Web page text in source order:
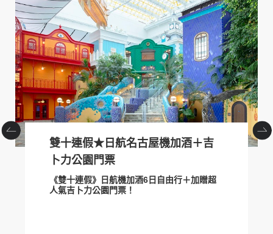
prev next
雙十連假★日航名古屋機加酒＋吉
卜力公園門票
《雙十連假》日航機加酒6日自由行＋加贈超
人氣吉卜力公園門票！